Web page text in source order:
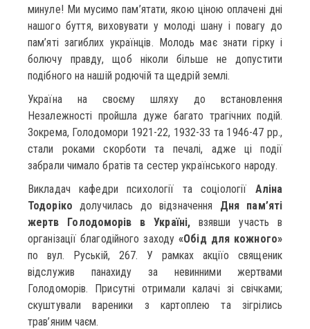
минуле! Ми мусимо пам’ятати, якою ціною оплачені дні
нашого буття, виховувати у молоді шану і повагу до
пам’яті загиблих українців. Молодь має знати гірку і
болючу правду, щоб ніколи більше не допустити
подібного на нашій родючій та щедрій землі.
Україна на своєму шляху до встановлення
Незалежності пройшла дуже багато трагічних подій.
Зокрема, Голодомори 1921-22, 1932-33 та 1946-47 рр.,
стали роками скорботи та печалі, адже ці події
забрали чимало братів та сестер українського народу.
Викладач кафедри психології та соціології Аліна
Тодоріко долучилась до відзначення Дня пам’яті
жертв Голодоморів в Україні, взявши участь в
організації благодійного заходу «Обід для кожного»
по вул. Руській, 267. У рамках акціїо священик
відслужив панахиду за невинними жертвами
Голодоморів. Присутні отримали калачі зі свічками;
скуштували вареники з картоплею та зігрілись
трав’яним чаєм.